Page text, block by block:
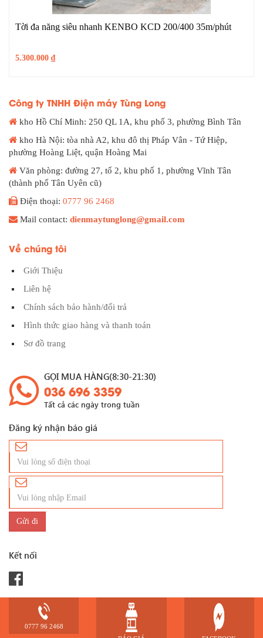
Tời đa năng siêu nhanh KENBO KCD 200/400 35m/phút
5.300.000 ₫
Công ty TNHH Điện máy Tùng Long
kho Hồ Chí Minh: 250 QL 1A, khu phố 3, phường Bình Tân
kho Hà Nội: tòa nhà A2, khu đô thị Pháp Vân - Tứ Hiệp,
phường Hoàng Liệt, quận Hoàng Mai
Văn phòng: đường 27, tổ 2, khu phố 1, phường Vĩnh Tân
(thành phố Tân Uyên cũ)
Điện thoại: 0777 96 2468
Mail contact: dienmaytunglong@gmail.com
Về chúng tôi
Giới Thiệu
Liên hệ
Chính sách bảo hành/đổi trả
Hình thức giao hàng và thanh toán
Sơ đồ trang
GỌI MUA HÀNG(8:30-21:30)
036 696 3359
Tất cả các ngày trong tuần
Đăng ký nhận báo giá
Kết nối
© 2019 Copyright by Điện Máy Tùng Long
. All rights reserved
Phát triển và hỗ trợ kỹ thuật bởiĐiện Máy Tùng Long
0777 96 2468